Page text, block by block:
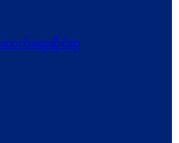
ာက်ရေးဆိုင်ရာ